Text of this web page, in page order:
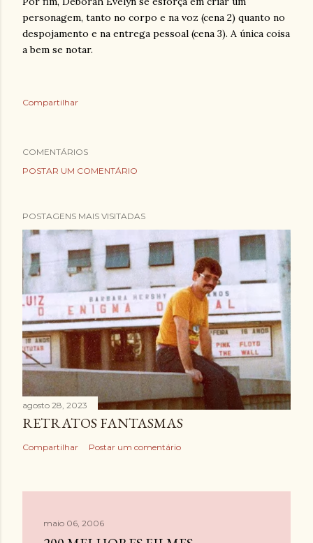
personagem, tanto no corpo e na voz (cena 2) quanto no
despojamento e na entrega pessoal (cena 3). A única coisa
a bem se notar.
Compartilhar
COMENTÁRIOS
POSTAR UM COMENTÁRIO
POSTAGENS MAIS VISITADAS
agosto 28, 2023
RETRATOS FANTASMAS
Compartilhar Postar um comentário
maio 06, 2006